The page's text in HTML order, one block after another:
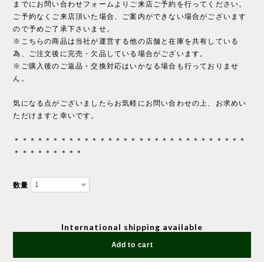
までにお問い合わせフォームよりご来店ご予約を行ってください。
ご予約なくご来店頂いた場合、ご案内ができない場合がございます
ので予めご了承下さいませ。
※こちらの商品は当社が運営する他の店舗と在庫を共有している
為、ご注文後に完売・欠品している場合がございます。
※ご購入後のご返品・交換対応はいかなる場合も行っておりませ
ん。
気になる点がございましたらお気軽にお問い合わせの上、お求めい
ただけますと幸いです。
＊＊＊＊＊＊＊＊＊＊＊＊＊＊＊＊＊＊＊＊＊＊＊＊＊＊＊＊＊＊
＊＊＊＊＊＊＊＊＊
数量
International shipping available
Add to cart